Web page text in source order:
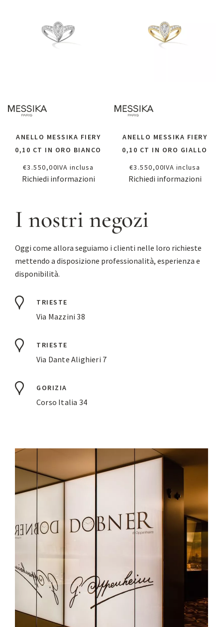
ANELLO MESSIKA FIERY
0,10 CT IN ORO BIANCO
€3.550,00IVA inclusa
Richiedi informazioni
ANELLO MESSIKA FIERY
0,10 CT IN ORO GIALLO
€3.550,00IVA inclusa
Richiedi informazioni
I nostri negozi
Oggi come allora seguiamo i clienti nelle loro richieste
mettendo a disposizione professionalità, esperienza e
disponibilità.
TRIESTE
Via Mazzini 38
TRIESTE
Via Dante Alighieri 7
GORIZIA
Corso Italia 34